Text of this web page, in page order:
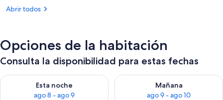
Abrir todos
Opciones de la habitación
Consulta la disponibilidad para estas fechas
Esta noche
ago 8 - ago 9
Consulta la disponibilidad para esta noche, ago 8 - ago 9
Mañana
ago 9 - ago 10
Consulta la disponibilidad